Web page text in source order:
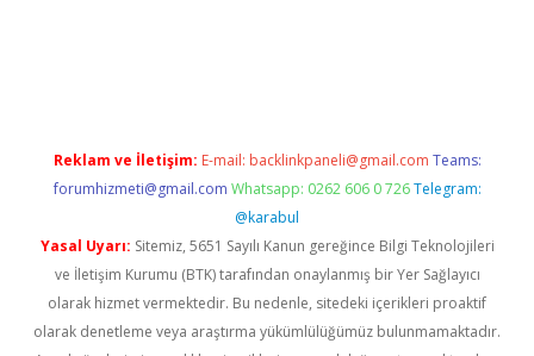
Reklam ve İletişim: E-mail: backlinkpaneli@gmail.com Teams:
forumhizmeti@gmail.com Whatsapp: 0262 606 0 726 Telegram:
@karabul
Yasal Uyarı: Sitemiz, 5651 Sayılı Kanun gereğince Bilgi Teknolojileri
ve İletişim Kurumu (BTK) tarafından onaylanmış bir Yer Sağlayıcı
olarak hizmet vermektedir. Bu nedenle, sitedeki içerikleri proaktif
olarak denetleme veya araştırma yükümlülüğümüz bulunmamaktadır.